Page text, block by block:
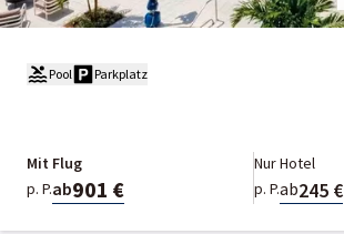
Pool Parkplatz
Mit Flug
p. P.ab901 €
Nur Hotel
p. P.ab245 €